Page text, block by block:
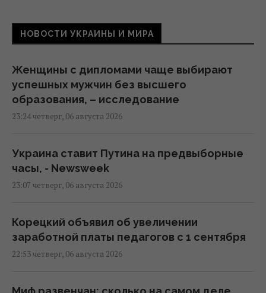
НОВОСТИ УКРАИНЫ И МИРА
Женщины с дипломами чаще выбирают
успешных мужчин без высшего
образования, – исследование
23:24 четверг, 06 августа 2026
Украина ставит Путина на предвыборные
часы, - Newsweek
23:07 четверг, 06 августа 2026
Корецкий объявил об увеличении
заработной платы педагогов с 1 сентября
22:53 четверг, 06 августа 2026